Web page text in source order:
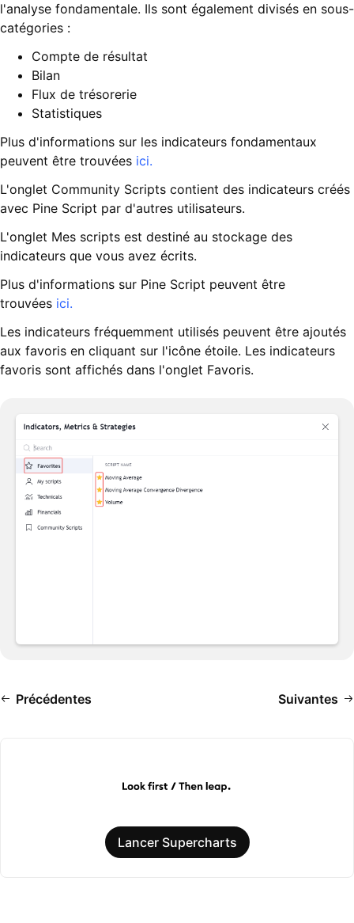
l'analyse fondamentale. Ils sont également divisés en sous-
catégories :
Compte de résultat
Bilan
Flux de trésorerie
Statistiques
Plus d'informations sur les indicateurs fondamentaux
peuvent être trouvées ici.
L'onglet Community Scripts contient des indicateurs créés
avec Pine Script par d'autres utilisateurs.
L'onglet Mes scripts est destiné au stockage des
indicateurs que vous avez écrits.
Plus d'informations sur Pine Script peuvent être
trouvées ici.
Les indicateurs fréquemment utilisés peuvent être ajoutés
aux favoris en cliquant sur l'icône étoile. Les indicateurs
favoris sont affichés dans l'onglet Favoris.
Précédentes Suivantes
Lancer Supercharts